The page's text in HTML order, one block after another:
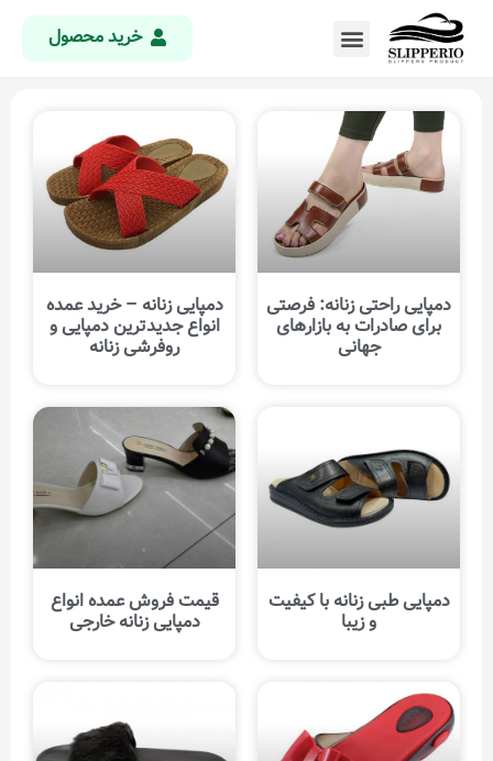
خرید محصول
دمپایی راحتی زنانه: فرصتی
برای صادرات به بازارهای
جهانی
دمپایی زنانه – خرید عمده
انواع جدیدترین دمپایی و
روفرشی زنانه
دمپایی طبی زنانه با کیفیت
و زیبا
قیمت فروش عمده انواع
دمپایی زنانه خارجی